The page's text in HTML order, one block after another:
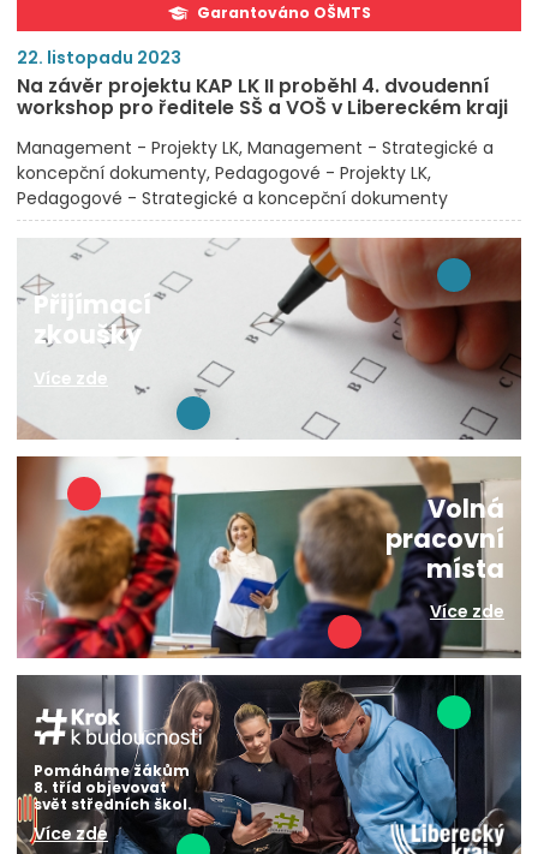
Garantováno OŠMTS
22. listopadu 2023
Na závěr projektu KAP LK II proběhl 4. dvoudenní
workshop pro ředitele SŠ a VOŠ v Libereckém kraji
Management - Projekty LK Management - Strategické a
koncepční dokumenty Pedagogové - Projekty LK
Pedagogové - Strategické a koncepční dokumenty
Přijímací
zkoušky
Více zde
Volná
pracovní
místa
Více zde
Pomáháme žákům
8. tříd objevovat
svět středních škol.
Více zde